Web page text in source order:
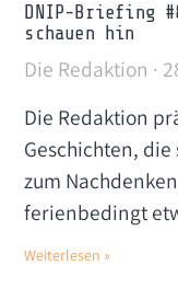
DNIP-Briefing
schauen hin
Die Redaktion
Die Redaktion
Geschichten,
zum
ferienbedingt
Weiterlesen »